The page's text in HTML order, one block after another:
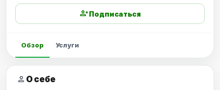
person_addПодписаться
Обзор Услуги
person О себе